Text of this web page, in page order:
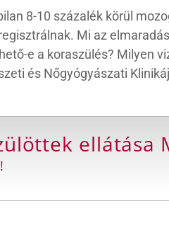
8-10 százalék körül
Mi az
e a koraszülés? Milyen
és Nőgyógyászati
ellátása